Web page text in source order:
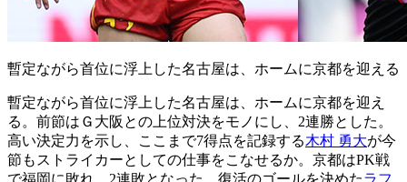
暫定ながら首位に浮上した名古屋は、ホームに京都を迎える
暫定ながら首位に浮上した名古屋は、ホームに京都を迎え
る。前節はＧ大阪との上位対決をモノにし、2連勝とした。
高い決定力を示し、ここまで7得点を記録する木村 勇大が今
節もストライカーとしての仕事をこなせるか。京都はPK戦